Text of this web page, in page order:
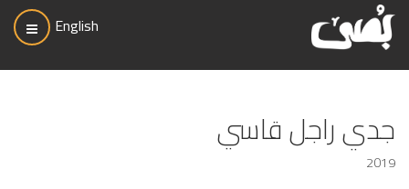
English
جدي راجل قاسي
2019